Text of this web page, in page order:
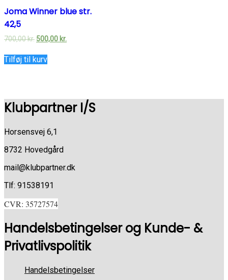
Joma Winner blue str.
42,5
700,00kr. 500,00 kr.
Tilføj til kurv
Klubpartner I/S
Horsensvej 6,1
8732 Hovedgård
mail@klubpartner.dk
Tlf: 91538191
CVR: 35727574
Handelsbetingelser og Kunde- &
Privatlivspolitik
Handelsbetingelser